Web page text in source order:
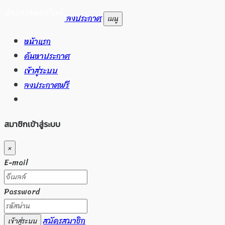
ลงประกาศ เมนู
หน้าแรก
ค้นหาประกาศ
เข้าสู่ระบบ
ลงประกาศฟรี
สมาชิกเข้าสู่ระบบ
×
E-mail
Password
เข้าสู่ระบบ สมัครสมาชิก